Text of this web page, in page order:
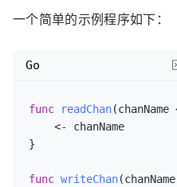
一个简单的示例程序如下：
func readChan(chanName
}
func writeChan(chanName
Go